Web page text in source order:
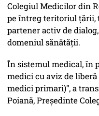
Colegiul Medicilor din
pe întreg teritoriul țării,
partener activ de
domeniul sănătății.
În sistemul medical, în
medici cu aviz de
medici primari)", a
Poiană, Președinte